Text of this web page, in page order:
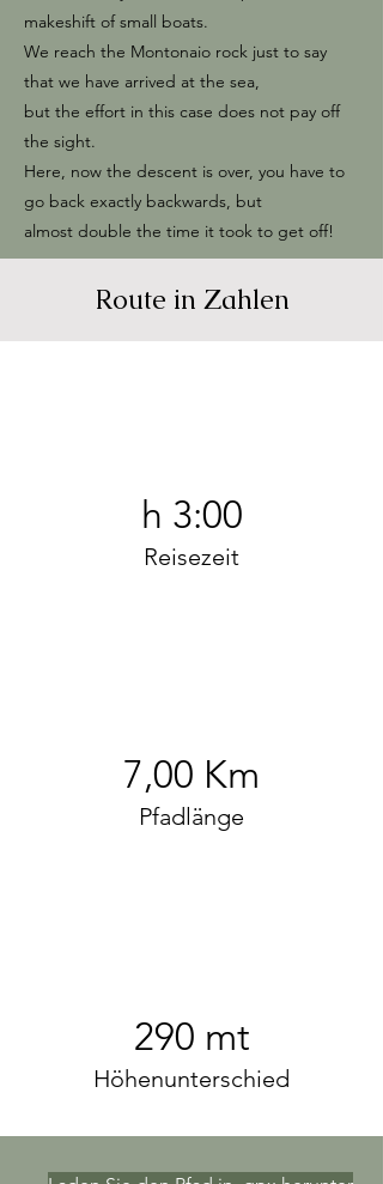
makeshift of small boats.
We reach the Montonaio rock just to say
that we have arrived at the sea,
but the effort in this case does not pay off
the sight.
Here, now the descent is over, you have to
go back exactly backwards, but
almost double the time it took to get off!
Route in Zahlen
h 3:00
Reisezeit
7,00 Km
Pfadlänge
290 mt
Höhenunterschied